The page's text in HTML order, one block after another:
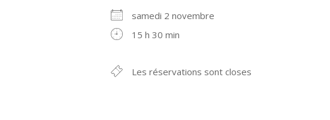
samedi 2 novembre
15 h 30 min
Les réservations sont closes